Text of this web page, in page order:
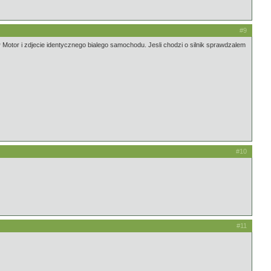
#9
i zdjecie identycznego bialego samochodu. Jesli chodzi o silnik sprawdzalem
#10
#11